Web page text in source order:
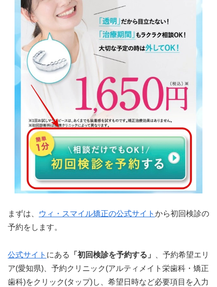
まずは、 ウィ・スマイル矯正の公式サイト から初回検診の
予約をします。
公式サイト にある 「初回検診を予約する」
、予約希望エリ
ア(愛知県)、予約クリニック(アルティメイト栄歯科・矯正
歯科)をクリック(タップ)し、希望日時など必要項目を入力